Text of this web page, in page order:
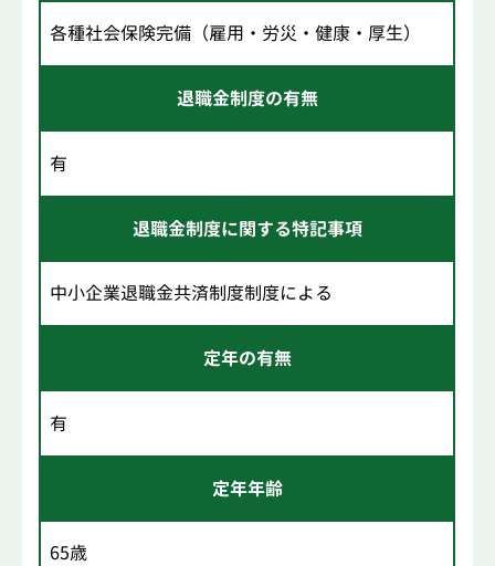
各種社会保険完備（雇用・労災・健康・厚生）
退職金制度の有無
有
退職金制度に関する特記事項
中小企業退職金共済制度制度による
定年の有無
有
定年年齢
65歳